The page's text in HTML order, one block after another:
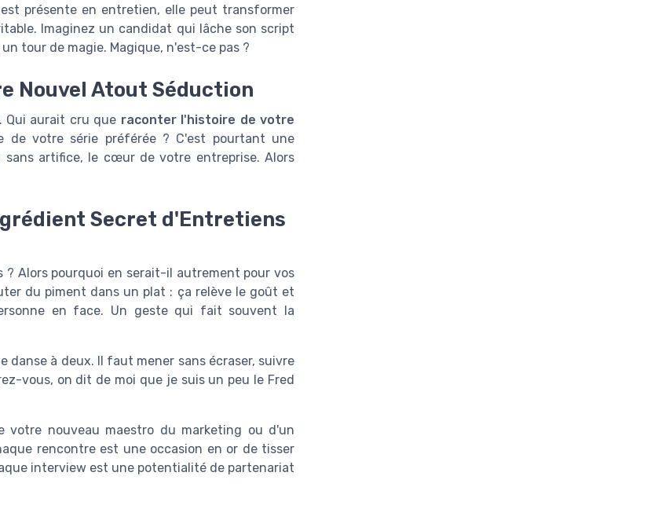
présente en entretien, elle peut transformer
Imaginez un candidat qui lâche son script
tour de magie. Magique, n'est-ce pas ?
Nouvel Atout Séduction
Qui aurait cru que raconter l'histoire de votre
de votre série préférée ? C'est pourtant une
artifice, le cœur de votre entreprise. Alors
Secret d'Entretiens
Alors pourquoi en serait-il autrement pour vos
du piment dans un plat : ça relève le goût et
en face. Un geste qui fait souvent la
danse à deux. Il faut mener sans écraser, suivre
vous, on dit de moi que je suis un peu le Fred
votre nouveau maestro du marketing ou d'un
rencontre est une occasion en or de tisser
interview est une potentialité de partenariat